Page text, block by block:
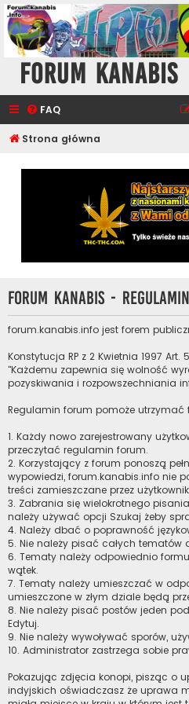
Forum Kanabis
FAQ
Strona główna
Forum Kanabis - Regulamin
forum.kanabis.info jest forem
Konstytucja RP z 2 Kwietnia 1997 Art.
"Każdemu zapewnia się wolność
pozyskiwania i rozpowszechniania
Regulamin forum pomoże utrzymać
1. Każdy nowo zarejestrowany
przeczytać regulamin forum.
2. Korzystający z forum ponoszą
wypowiedzi, forum.kanabis.info nie
treści zamieszczane przez
3. Zabrania się wielokrotnego
należy używać opcji Szukaj żeby
4. Należy dbać o poprawność
5. Nie należy pisać całych tematów
6. Tematy należy odpowiednio
wątek.
7. Tematy należy umieszczać w
umieszczone w złym dziale będą
8. Nie należy pisać postów jeden
Edytuj.
9. Nie należy wywoływać sporów,
10. Administrator zastrzega sobie
Pokazując zdjęcia konopi, pisząc o
indyjskich oświadczasz że uprawa